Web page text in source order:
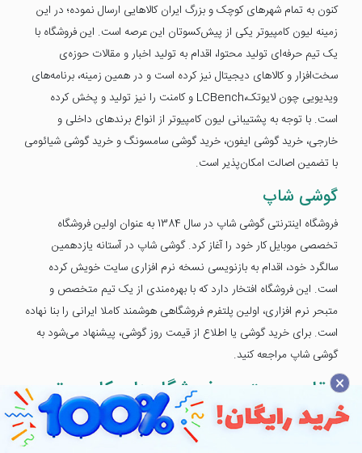
کنون به تمام شهرهای کوچک و بزرگ ایران کالاهایی ارسال نموده؛ در این
زمینه لیون کامپیوتر یکی از پیش‌کسوتان این عرصه است. این فروشگاه با
یک تیم حرفه‌ای تولید محتوا، اقدام به تولید اخبار و مقالات حوزه‌ی
سخت‌افزار و کالاهای دیجیتال نیز کرده است و در همین زمینه، برنامه‌های
ویدیویی چون لایوتک،LCBench و کامنت را نیز تولید و پخش کرده
است. با توجه به پشتیبانی لیون کامپیوتر از انواع برندهای داخلی و
خارجی، خرید گوشی ایفون، خرید گوشی سامسونگ و خرید گوشی شیائومی
با تضمین اصالت امکان‌پذیر است.
گوشی شاپ
فروشگاه اینترنتی گوشی شاپ در سال 1384 به عنوان اولین فروشگاه
تخصصی موبایل کار خود را آغاز کرد. گوشی شاپ در آستانه یازدهمین
سالگرد خود، اقدام به بازنویسی نسخه نرم افزاری سایت خویش کرده
است. این فروشگاه افتخار دارد که با بهره‌مندی از یک تیم متخصص و
متبحر نرم افزاری، اولین پلتفرم فروشگاهی هوشمند کاملا ایرانی را بنا نهاده
است. برای خرید گوشی یا اطلاع از قیمت روز گوشی، پیشنهاد می‌شود به
گوشی شاپ مراجعه کنید.
مقایسه بهترین فروشگاه‌های کامپیوتر و
موبایل
شاید زمانی بوده که قصد خرید سیستم کامپیوتر یا موبایل داشته‌اید، اما به
×